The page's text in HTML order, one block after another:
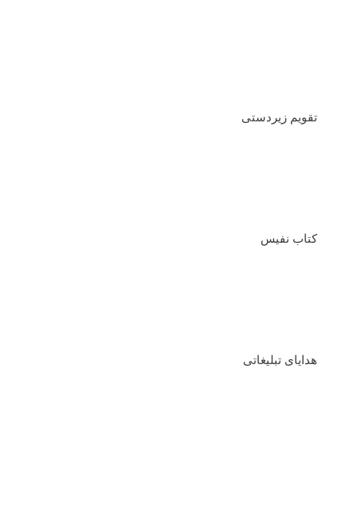
تقویم زیردستی
کتاب نفیس
هدایای تبلیغاتی